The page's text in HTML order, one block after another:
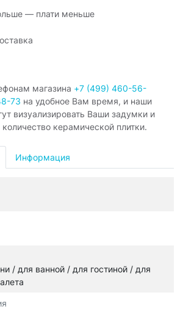
— плати меньше
магазина +7 (499) 460-56-
73 на удобное Вам время, и наши
визуализировать Ваши задумки и
керамической плитки.
Информация
/ для ванной / для гостиной / для